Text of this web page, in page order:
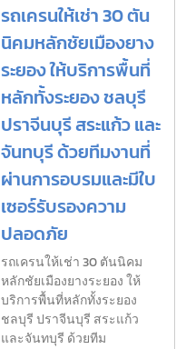
รถเครนให้เช่า 30 ตัน
นิคมหลักชัยเมืองยาง
ระยอง ให้บริการพื้นที่
หลักทั้งระยอง ชลบุรี
ปราจีนบุรี สระแก้ว และ
จันทบุรี ด้วยทีมงานที่
ผ่านการอบรมและมีใบ
เซอร์รับรองความ
ปลอดภัย
รถเครนให้เช่า 30 ตันนิคม
หลักชัยเมืองยางระยอง ให้
บริการพื้นที่หลักทั้งระยอง
ชลบุรี ปราจีนบุรี สระแก้ว
และจันทบุรี ด้วยทีม